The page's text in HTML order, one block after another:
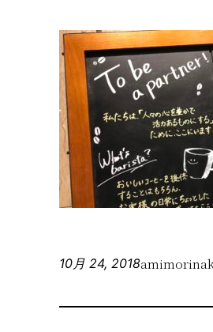
10月 24, 2018